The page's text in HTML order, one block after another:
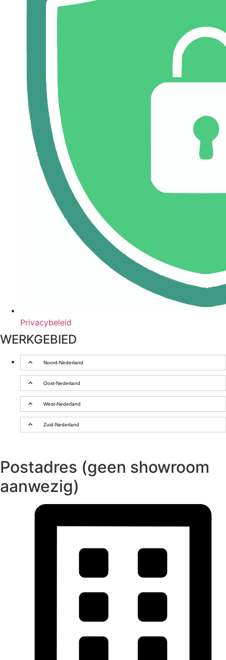
Privacybeleid
WERKGEBIED
Noord-Nederland
Oost-Nederland
West-Nederland
Zuid-Nederland
Postadres (geen showroom
aanwezig)